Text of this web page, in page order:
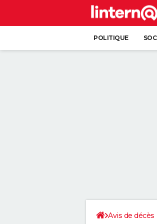
POLITIQUE
Avis de décès